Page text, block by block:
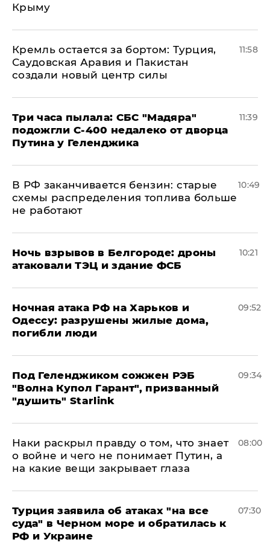
Крыму
​Кремль остается за бортом: Турция,
Саудовская Аравия и Пакистан
создали новый центр силы
11:58
Три часа пылала: СБС "Мадяра"
подожгли С-400 недалеко от дворца
Путина у Геленджика
11:39
​В РФ заканчивается бензин: старые
схемы распределения топлива больше
не работают
10:49
​Ночь взрывов в Белгороде: дроны
атаковали ТЭЦ и здание ФСБ
10:21
​Ночная атака РФ на Харьков и
Одессу: разрушены жилые дома,
погибли люди
09:52
Под Геленджиком сожжен РЭБ
"Волна Купол Гарант", призванный
"душить" Starlink
09:34
Наки раскрыл правду о том, что знает
о войне и чего не понимает Путин, а
на какие вещи закрывает глаза
08:00
Турция заявила об атаках "на все
суда" в Черном море и обратилась к
РФ и Украине
07:30